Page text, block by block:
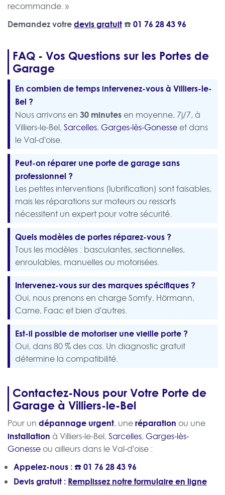
recommande. »
Demandez votredevis gratuit ☎️01 76 28 43 96
FAQ - Vos Questions sur les Portes de
Garage
En combien de temps intervenez-vous à Villiers-le-
Bel ?
Nous arrivons en 30 minutes en moyenne, 7j/7, à
Villiers-le-Bel, Sarcelles, Garges-lès-Gonesse et dans
le Val-d'oise.
Peut-on réparer une porte de garage sans
professionnel ?
Les petites interventions (lubrification) sont faisables,
mais les réparations sur moteurs ou ressorts
nécessitent un expert pour votre sécurité.
Quels modèles de portes réparez-vous ?
Tous les modèles : basculantes, sectionnelles,
enroulables, manuelles ou motorisées.
Intervenez-vous sur des marques spécifiques ?
Oui, nous prenons en charge Somfy, Hörmann,
Came, Faac et bien d'autres.
Est-il possible de motoriser une vieille porte ?
Oui, dans 80 % des cas. Un diagnostic gratuit
détermine la compatibilité.
Contactez-Nous pour Votre Porte de
Garage à Villiers-le-Bel
Pour un dépannage urgent, uneréparation ou une
installation à Villiers-le-Bel, Sarcelles, Garges-lès-
Gonesseou ailleurs dans le Val-d'oise :
Appelez-nous : ☎️01 76 28 43 96
Devis gratuit : Remplissez notre formulaire en ligne